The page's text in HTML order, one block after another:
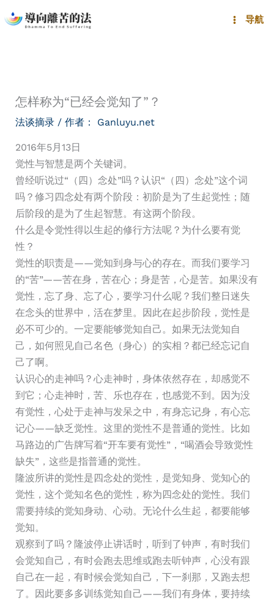
至
导航
怎样称为“已经会觉知了”？
法谈摘录/ 作者： Ganluyu.net
2016年5月13日
觉性与智慧是两个关键词。
曾经听说过“（四）念处”吗？认识“（四）念处”这个词
吗？修习四念处有两个阶段：初阶是为了生起觉性；随
后阶段的是为了生起智慧。有这两个阶段。
什么是令觉性得以生起的修行方法呢？为什么要有觉
性？
觉性的职责是——觉知到身与心的存在。而我们要学习
的“苦”——苦在身，苦在心；身是苦，心是苦。如果没有
觉性，忘了身、忘了心，要学习什么呢？我们整日迷失
在念头的世界中，活在梦里。因此在起步阶段，觉性是
必不可少的。一定要能够觉知自己。如果无法觉知自
己，如何照见自己名色（身心）的实相？都已经忘记自
己了啊。
认识心的走神吗？心走神时，身体依然存在，却感觉不
到它；心走神时，苦、乐也存在，也感觉不到。因为没
有觉性，心处于走神与发呆之中，有身忘记身，有心忘
记心——缺乏觉性。这里的觉性不是普通的觉性。比如
马路边的广告牌写着“开车要有觉性”，“喝酒会导致觉性
缺失”，这些是指普通的觉性。
隆波所讲的觉性是四念处的觉性，是觉知身、觉知心的
觉性，这个觉知名色的觉性，称为四念处的觉性。我们
需要持续的觉知身动、心动。无论什么生起，都要能够
觉知。
观察到了吗？隆波停止讲话时，听到了钟声，有时我们
会觉知自己，有时会跑去思维或跑去听钟声，心没有跟
自己在一起，有时候会觉知自己，下一刹那，又跑去想
了。因此要多多训练觉知自己——我们有身体，要持续